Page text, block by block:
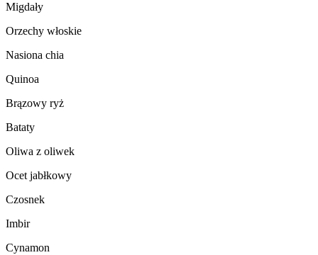
Migdały
Orzechy włoskie
Nasiona chia
Quinoa
Brązowy ryż
Bataty
Oliwa z oliwek
Ocet jabłkowy
Czosnek
Imbir
Cynamon